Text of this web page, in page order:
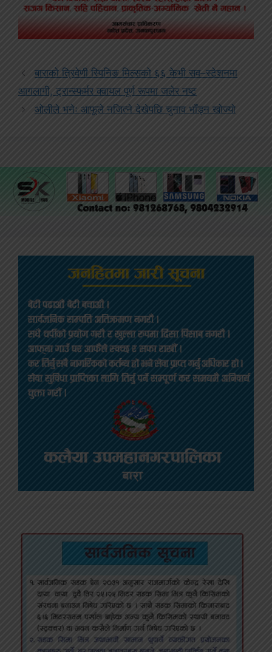
बाराको त्रिवेणी स्पिनिङ मिल्सको ६६ केभी सव–स्टेशनमा
आगलागी, ट्रान्स्फर्मर क्वायल पूर्ण रूपमा जलेर नष्ट
ओलीले भनेः आफूले नजित्ने देखेपछि चुनाव भाँड्न खोज्यो